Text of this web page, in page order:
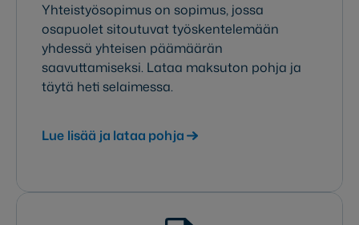
​​Yhteistyösopimus on sopimus, jossa
osapuolet sitoutuvat työskentelemään
yhdessä yhteisen päämäärän
saavuttamiseksi. Lataa maksuton pohja ja
täytä heti selaimessa.
Lue lisää ja lataa pohja